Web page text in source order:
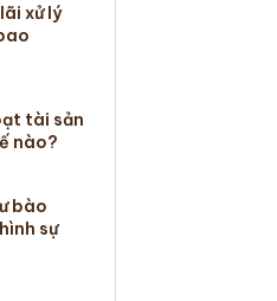
xử lý
tài sản
nào?
bào
sự